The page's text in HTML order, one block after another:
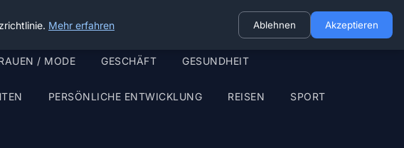
/ MODE GESCHÄFT GESUNDHEIT
PERSÖNLICHE ENTWICKLUNG REISEN SPORT
Mehr erfahren Ablehnen Akzeptieren